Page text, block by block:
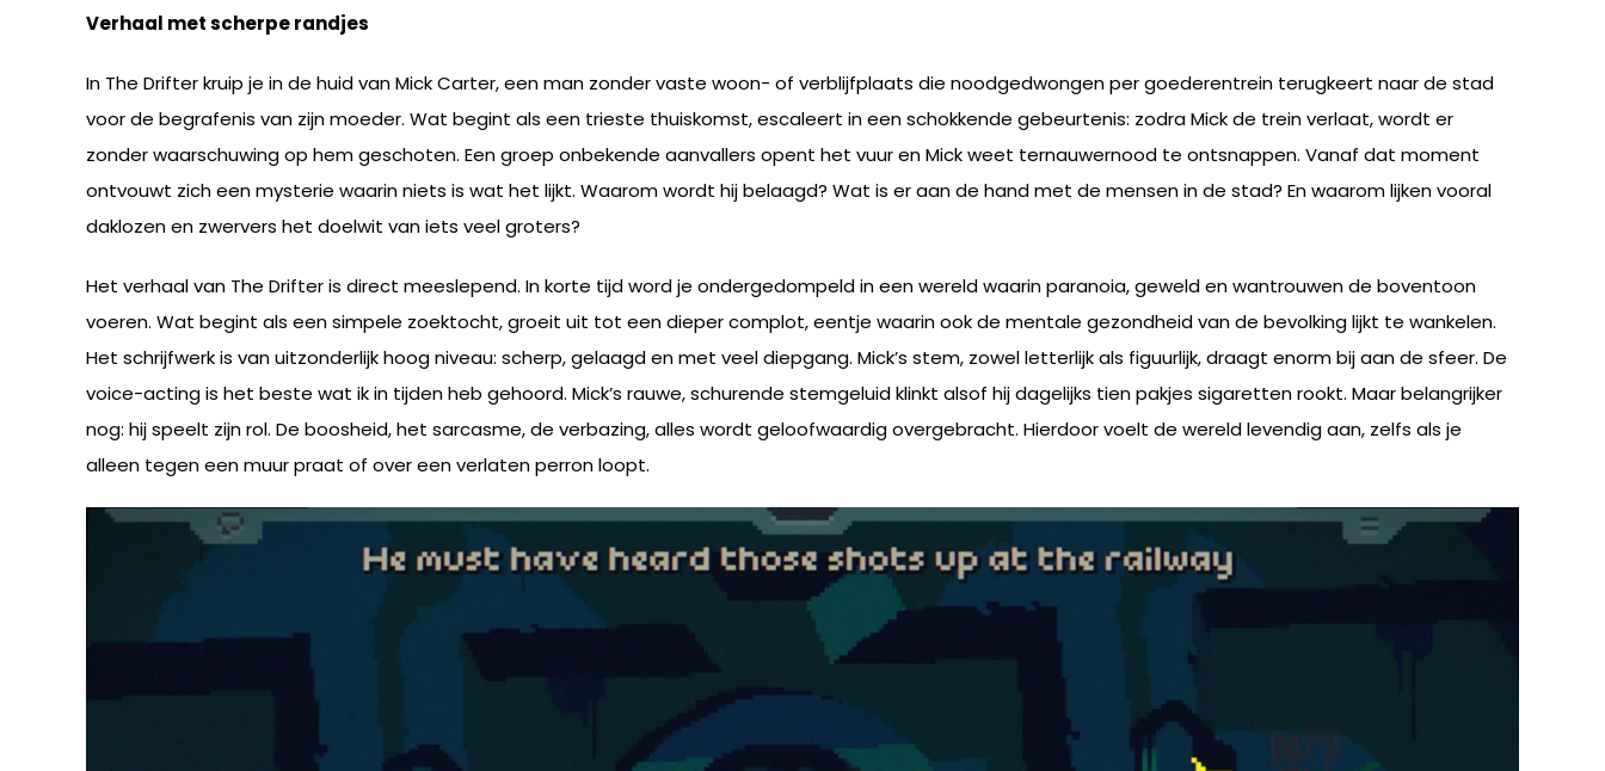
Verhaal met scherpe randjes
In The Drifter kruip je in de huid van Mick Carter, een man zonder vaste woon- of verblijfplaats die noodgedwongen per goederentrein terugkeert naar de stad
voor de begrafenis van zijn moeder. Wat begint als een trieste thuiskomst, escaleert in een schokkende gebeurtenis: zodra Mick de trein verlaat, wordt er
zonder waarschuwing op hem geschoten. Een groep onbekende aanvallers opent het vuur en Mick weet ternauwernood te ontsnappen. Vanaf dat moment
ontvouwt zich een mysterie waarin niets is wat het lijkt. Waarom wordt hij belaagd? Wat is er aan de hand met de mensen in de stad? En waarom lijken vooral
daklozen en zwervers het doelwit van iets veel groters?
Het verhaal van The Drifter is direct meeslepend. In korte tijd word je ondergedompeld in een wereld waarin paranoia, geweld en wantrouwen de boventoon
voeren. Wat begint als een simpele zoektocht, groeit uit tot een dieper complot, eentje waarin ook de mentale gezondheid van de bevolking lijkt te wankelen.
Het schrijfwerk is van uitzonderlijk hoog niveau: scherp, gelaagd en met veel diepgang. Mick’s stem, zowel letterlijk als figuurlijk, draagt enorm bij aan de sfeer. De
voice-acting is het beste wat ik in tijden heb gehoord. Mick’s rauwe, schurende stemgeluid klinkt alsof hij dagelijks tien pakjes sigaretten rookt. Maar belangrijker
nog: hij speelt zijn rol. De boosheid, het sarcasme, de verbazing, alles wordt geloofwaardig overgebracht. Hierdoor voelt de wereld levendig aan, zelfs als je
alleen tegen een muur praat of over een verlaten perron loopt.